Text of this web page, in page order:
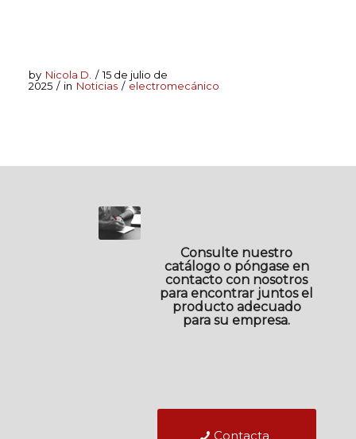
by Nicola D. / 15 de julio de
2025 / in Noticias / electromecánico
Consulte nuestro
catálogo o póngase en
contacto con nosotros
para encontrar juntos el
producto adecuado
para su empresa.
Contacta